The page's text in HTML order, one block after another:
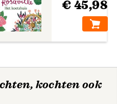
€ 45,98
kochten ook